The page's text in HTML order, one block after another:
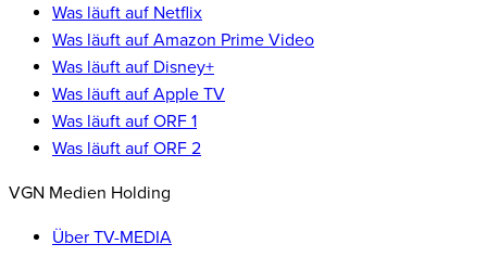
Was läuft auf Netflix
Was läuft auf Amazon Prime Video
Was läuft auf Disney+
Was läuft auf Apple TV
Was läuft auf ORF 1
Was läuft auf ORF 2
VGN Medien Holding
Über TV-MEDIA